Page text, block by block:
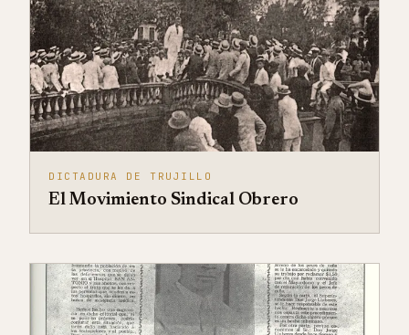
DICTADURA DE TRUJILLO
El Movimiento Sindical Obrero